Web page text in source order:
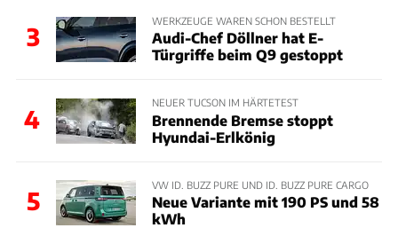
3
WERKZEUGE WAREN SCHON BESTELLT
Audi-Chef Döllner hat E-
Türgriffe beim Q9 gestoppt
4
NEUER TUCSON IM HÄRTETEST
Brennende Bremse stoppt
Hyundai-Erlkönig
5
VW ID. BUZZ PURE UND ID. BUZZ PURE CARGO
Neue Variante mit 190 PS und 58
kWh